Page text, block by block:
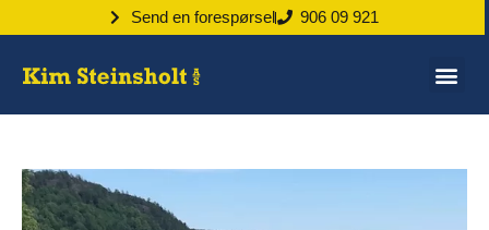
Send en forespørsel 906 09 921